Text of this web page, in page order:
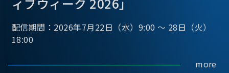
配信期間：2026年7月22日（水）9:00 ～ 28日（火）
18:00
more